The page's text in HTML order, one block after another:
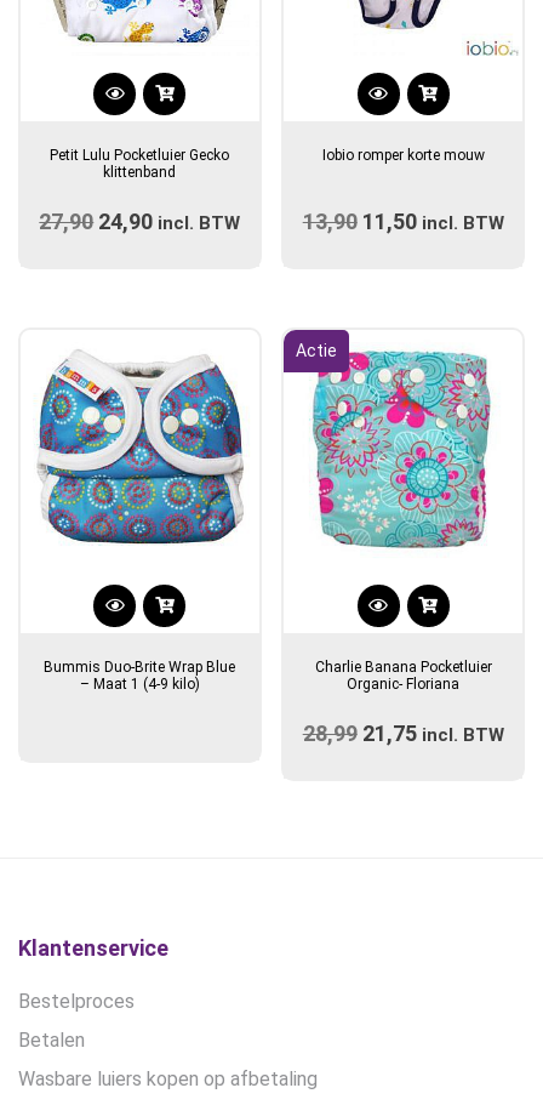
Petit Lulu Pocketluier Gecko
klittenband
27,90 Oorspronkelijke
24,90 Huidige
incl. BTW
Dit
heeft
variaties.
worden
op
de
productpagina
Iobio romper korte mouw
13,90 Oorspronkelijke
11,50Huidige
incl. BTW
Bummis Duo-Brite Wrap Blue
– Maat 1 (4-9 kilo)
Actie
Charlie Banana Pocketluier
Organic- Floriana
28,99 Oorspronkelijke
21,75Huidige
incl. BTW
Klantenservice
Bestelproces
Betalen
Wasbare luiers kopen op afbetaling